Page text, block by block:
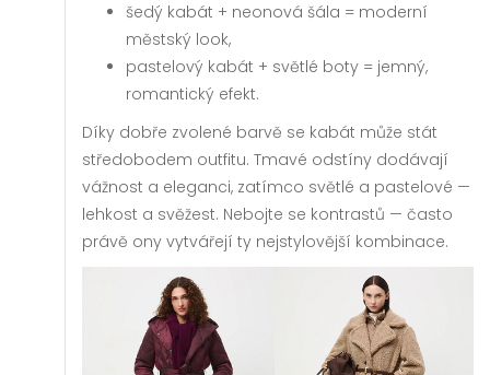
šedý kabát + neonová šála = moderní
městský look,
pastelový kabát + světlé boty = jemný,
romantický efekt.
Díky dobře zvolené barvě se kabát může stát
středobodem outfitu. Tmavé odstíny dodávají
vážnost a eleganci, zatímco světlé a pastelové —
lehkost a svěžest. Nebojte se kontrastů — často
právě ony vytvářejí ty nejstylovější kombinace.